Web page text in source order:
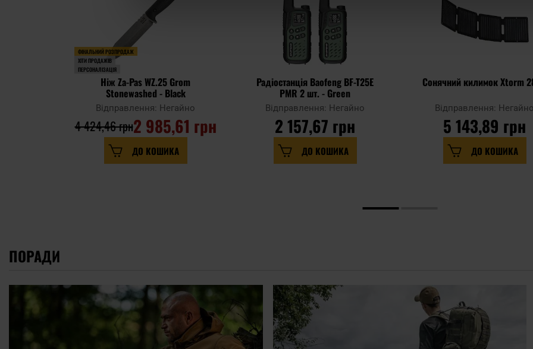
ФІНАЛЬНИЙ РОЗПРОДАЖ
ХІТИ ПРОДАЖІВ
ПЕРСОНАЛІЗАЦІЯ
Ніж Za-Pas WZ.25 Grom
Stonewashed - Black
Відправлення: Негайно
2 985,61 грн
4 424,46 грн
ДО КОШИКА
Радіостанція Baofeng BF-T25E
PMR 2 шт. - Green
Відправлення: Негайно
2 157,67 грн
ДО КОШИКА
Сонячний килимок Xtorm
Відправлення: Негайно
5 143,89 грн
ДО КОШИКА
ПОРАДИ